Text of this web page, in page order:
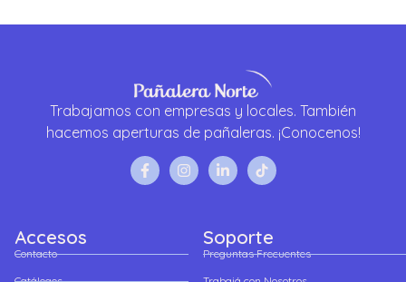
Trabajamos con empresas y locales. También
hacemos aperturas de pañaleras. ¡Conocenos!
Accesos
Contacto
Soporte
Preguntas Frecuentes